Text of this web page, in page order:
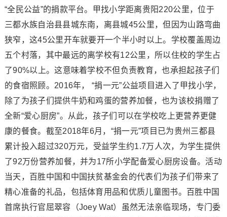
“全民公益”的捐款平台。甲找小学距离贵阳220公里，位于
三都水族自治县县城东南，离县城45公里，但因为山路弯曲
狭窄，这45公里开车就要开一个半小时以上。学校覆盖周边
五个村落，其中最远的离学校有12公里，所以住校的学生占
了90%以上。这意味着学校不但负责教育，也承担起孩子们
的食宿照顾。2016年， “捐一元”公益项目进入了甲找小学，
除了为孩子们提供牛奶和鸡蛋的营养加餐，也为该校捐赠了
全新“爱心厨房”。从此，孩子们可以在学校吃上更营养更健
康的餐食。截至2018年6月，“捐一元”项目已为贵州三都县
累计投入超过320万元，受益学生约1.7万人次，为学生提供
了92万份营养加餐，并为17所小学配备爱心厨房设备。活动
当天，百胜中国和中国扶贫基金会的代表们为孩子们带来了
精心准备的礼品，包括体育用品和优质儿童图书。百胜中国
首席执行官屈翠容（Joey Wat）虽然无法亲临现场，专门委